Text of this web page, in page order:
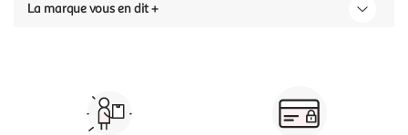
La marque vous en dit +